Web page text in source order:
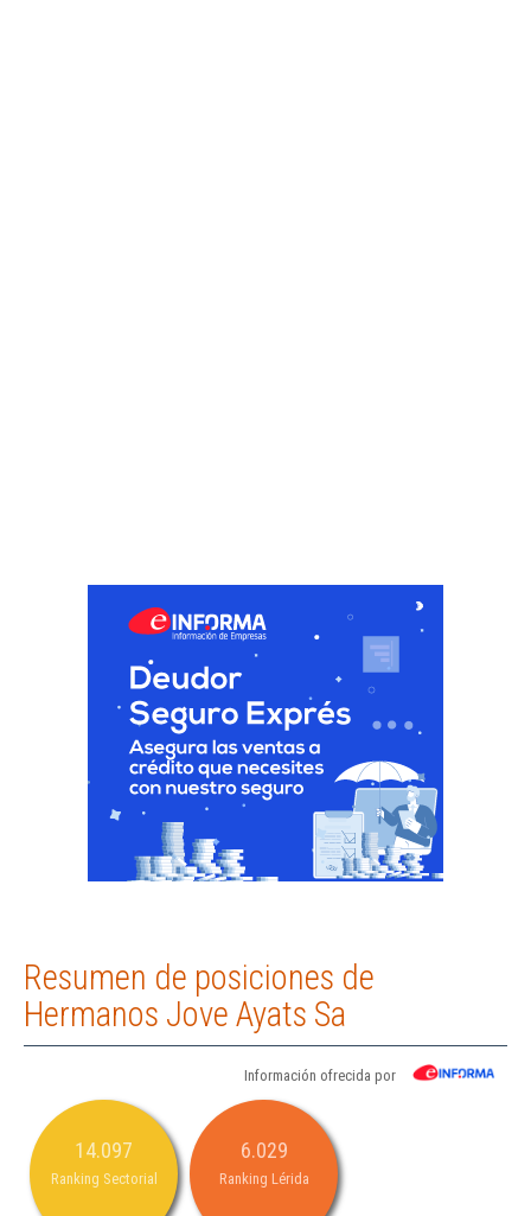
Resumen de posiciones de
Hermanos Jove Ayats Sa
Información ofrecida por
14.097
Ranking Sectorial
6.029
Ranking Lérida